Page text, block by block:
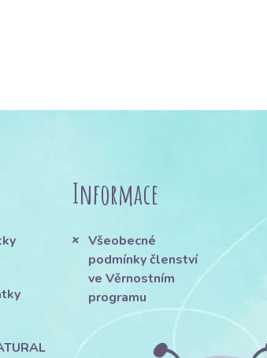
Informace
Všeobecné
podmínky členství
ve Věrnostním
programu